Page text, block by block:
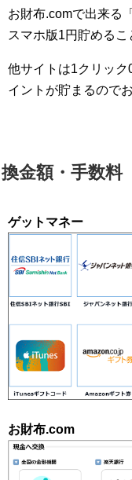
お財布.comで出来る
スマホ版1円貯めるこ
他サイトは1クリッ
イントが貯まるので
換金額・手数料
ゲットマネー
お財布.com